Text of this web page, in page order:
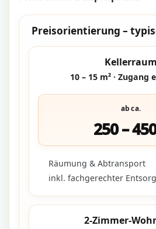
Preisorientierung –
Kellerraum
10 – 15 m² · Zugang
ab ca.
250 –
Räumung & Abtransport
inkl. fachgerechter
2-Zimmer-